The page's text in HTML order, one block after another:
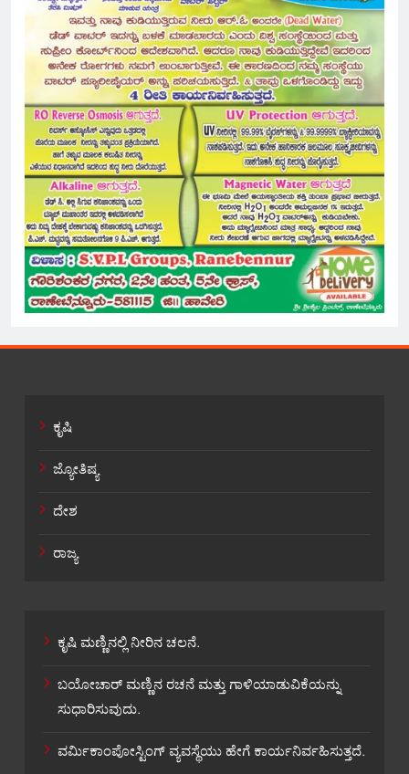
ಕೃಷಿ
ಜ್ಯೋತಿಷ್ಯ
ದೇಶ
ರಾಜ್ಯ
ಕೃಷಿ ಮಣ್ಣಿನಲ್ಲಿ ನೀರಿನ ಚಲನೆ.
ಬಯೋಚಾರ್ ಮಣ್ಣಿನ ರಚನೆ ಮತ್ತು ಗಾಳಿಯಾಡುವಿಕೆಯನ್ನು
ಸುಧಾರಿಸುವುದು.
ವರ್ಮಿಕಾಂಪೋಸ್ಟಿಂಗ್ ವ್ಯವಸ್ಥೆಯು ಹೇಗೆ ಕಾರ್ಯನಿರ್ವಹಿಸುತ್ತದೆ.